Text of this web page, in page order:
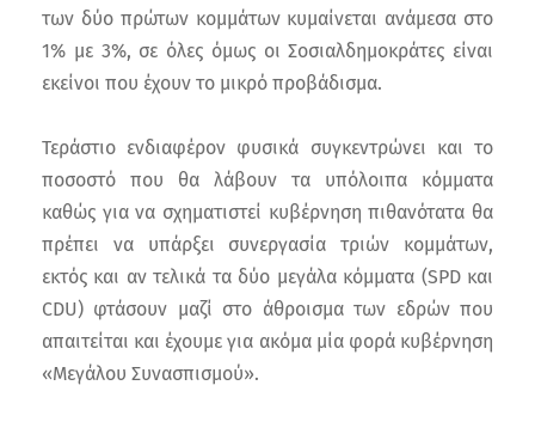
των δύο πρώτων κομμάτων κυμαίνεται ανάμεσα στο
1% με 3%, σε όλες όμως οι Σοσιαλδημοκράτες είναι
εκείνοι που έχουν το μικρό προβάδισμα.
Τεράστιο ενδιαφέρον φυσικά συγκεντρώνει και το
ποσοστό που θα λάβουν τα υπόλοιπα κόμματα
καθώς για να σχηματιστεί κυβέρνηση πιθανότατα θα
πρέπει να υπάρξει συνεργασία τριών κομμάτων,
εκτός και αν τελικά τα δύο μεγάλα κόμματα (SPD και
CDU) φτάσουν μαζί στο άθροισμα των εδρών που
απαιτείται και έχουμε για ακόμα μία φορά κυβέρνηση
«Μεγάλου Συνασπισμού».